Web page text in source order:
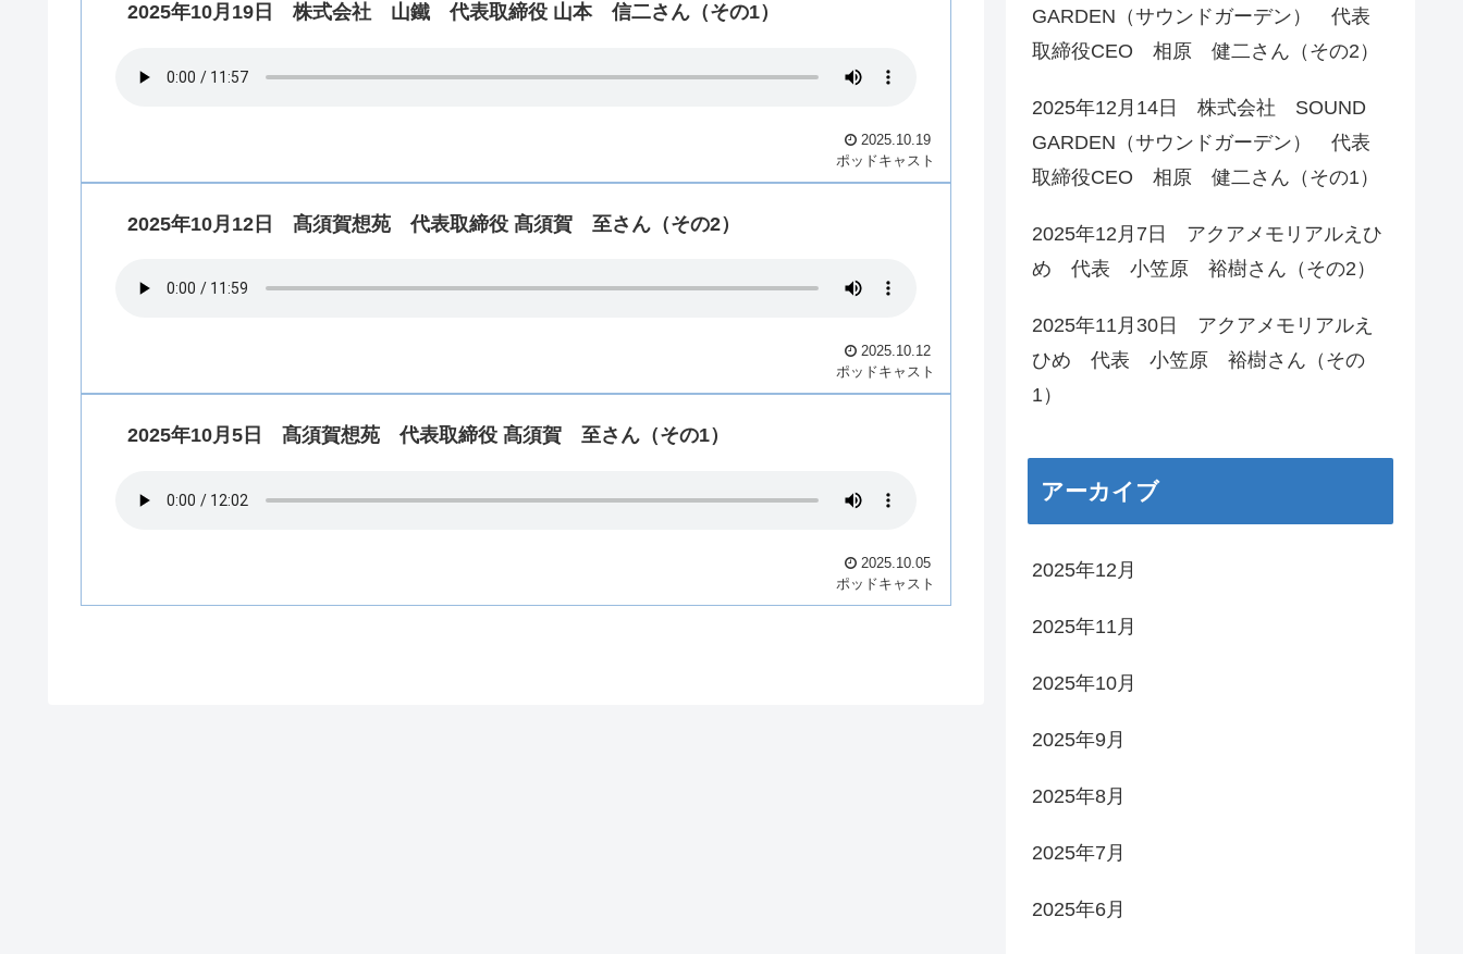
2025年10月19日 株式会社 山鐵 代表取締役 山本 信二さん（その1）
2025.10.19
ポッドキャスト
2025年10月12日 髙須賀想苑 代表取締役 髙須賀 至さん（その2）
2025.10.12
ポッドキャスト
2025年10月5日 髙須賀想苑 代表取締役 髙須賀 至さん（その1）
2025.10.05
ポッドキャスト
GARDEN（サウンドガーデン） 代表
取締役CEO 相原 健二さん（その2）
2025年12月14日 株式会社 SOUND
GARDEN（サウンドガーデン） 代表
取締役CEO 相原 健二さん（その1）
2025年12月7日 アクアメモリアルえひ
め 代表 小笠原 裕樹さん（その2）
2025年11月30日 アクアメモリアルえ
ひめ 代表 小笠原 裕樹さん（その
1）
アーカイブ
2025年12月
2025年11月
2025年10月
2025年9月
2025年8月
2025年7月
2025年6月